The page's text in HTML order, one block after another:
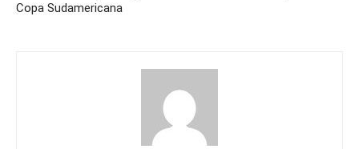
Copa Sudamericana